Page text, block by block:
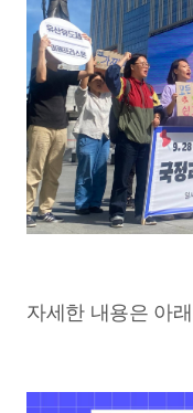
자세한 내용은 아